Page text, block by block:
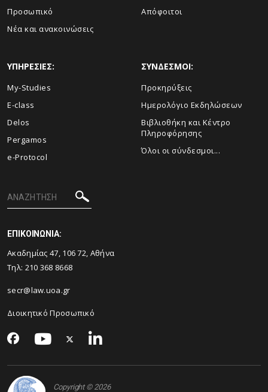
Προσωπικό
Νέα και ανακοινώσεις
Απόφοιτοι
ΥΠΗΡΕΣΙΕΣ:
My-Studies
E-class
Delos
Pergamos
e-Protocol
ΣΥΝΔΕΣΜΟΙ:
Προκηρύξεις
Ημερολόγιο Εκδηλώσεων
Βιβλιοθήκη και Κέντρο
Πληροφόρησης
Όλοι οι σύνδεσμοι...
ΕΠΙΚΟΙΝΩΝΙΑ:
Ακαδημίας 47, 106 72, Αθήνα
Τηλ: 210 368 8668
secr@law.uoa.gr
Διοικητικό Προσωπικό
Copyright © 2026